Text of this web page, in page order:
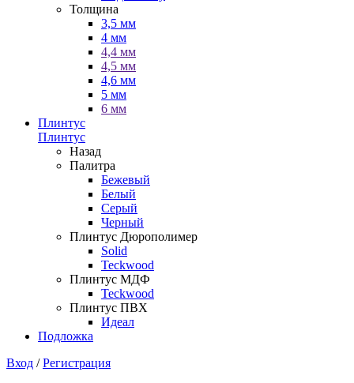
Толщина
3,5 мм
4 мм
4,4 мм
4,5 мм
4,6 мм
5 мм
6 мм
Плинтус
Плинтус
Назад
Палитра
Бежевый
Белый
Серый
Черный
Плинтус Дюрополимер
Solid
Teckwood
Плинтус МДФ
Teckwood
Плинтус ПВХ
Идеал
Подложка
Вход /Регистрация